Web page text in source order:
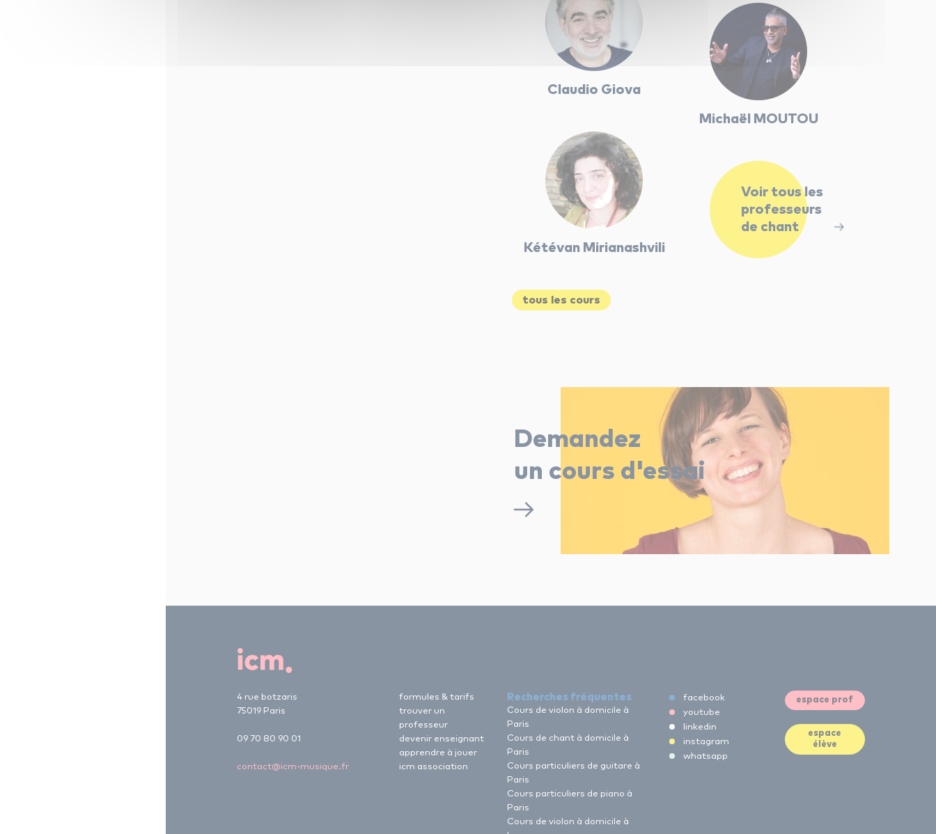
Claudio Giova
Kétévan Mirianashvili
Michaël MOUTOU
Voir tous les
professeurs
de chant
tous les cours
Demandez
un cours d'essai
4 rue botzaris
75019 Paris
09 70 80 90 01
contact@icm-musique.fr
formules & tarifs
trouver un
professeur
devenir enseignant
apprendre à jouer
icm association
Recherches fréquentes
Cours de violon à domicile à
Paris
Cours de chant à domicile à
Paris
Cours particuliers de guitare à
Paris
Cours particuliers de piano à
Paris
Cours de violon à domicile à
facebook
youtube
linkedin
instagram
whatsapp
espace prof
espace
élève